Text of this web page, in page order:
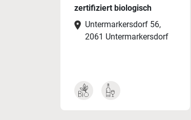
zertifiziert biologisch
Untermarkersdorf 56,
2061 Untermarkersdorf